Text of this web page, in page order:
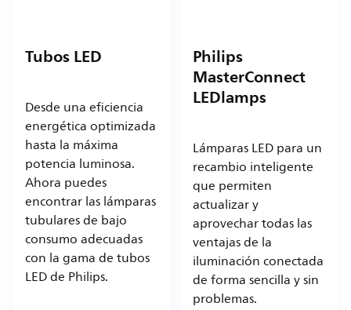
Tubos LED
Desde una eficiencia
energética optimizada
hasta la máxima
potencia luminosa.
Ahora puedes
encontrar las lámparas
tubulares de bajo
consumo adecuadas
con la gama de tubos
LED de Philips.
Philips
MasterConnect
LEDlamps
Lámparas LED para un
recambio inteligente
que permiten
actualizar y
aprovechar todas las
ventajas de la
iluminación conectada
de forma sencilla y sin
problemas.